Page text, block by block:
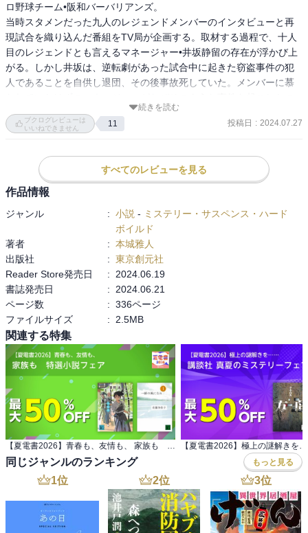
ロ野球チーム•阪和バーバリアンズ。
当時スタメンだった九人のレジェンドメンバーのインタビューと再
現試合を織り込んだ番組をTV局が企画する。取材する過程で、十人
目のレジェンドとも言えるマネージャー•井坂静留の存在が浮かび上
がる。しかし井坂は、逆転劇があった試合中に起きた窃盗事件の犯
人であることを自供し退団、その後事故死していた。メンバーに慕
か？ディレクターの平尾茂明は、レジェンドらにインタビューを進
める…
プロ野球を題材としたスポーツミステリ。
作者は元スポーツ新聞記者で、本書の他にも野球を題材とした小説
を書いている模様。
性など、業界関係者ならではの裏事情は興味深く読んだ。
一方ミステリ的には、某人物の正体は容易に想像がつくし、“愚か
者”の正体含めて想定の範囲内で、カタルシスは得られず。インタビ
ュー形式で進むプロットも単調で、ストーリーの起伏に欠ける。
続きを読む
ブクログレビューは
いいねできません
11 投稿日 : 2024.07.27
すべてのレビューを見る
作品情報
ジャンル : 小説 - ミステリー・サスペンス・ハード
ボイルド
著者
: 本城雅人
出版社
: 東京創元社
Reader Store発売日
:
2024.06.19
書誌発売日
:
2024.06.21
ページ数
: 336ページ
ファイルサイズ
: 2.5MB
関連する特集
【夏電書2026】青春も、友情も、 家族も 特選小説フェア
同じジャンルのランキング もっと見る
1位 2位 3位